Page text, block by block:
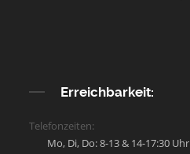
Erreichbarkeit:
Telefonzeiten:
Mo, Di, Do: 8-13 & 14-17:30 Uhr